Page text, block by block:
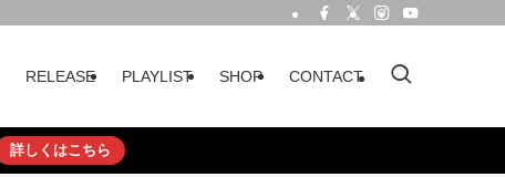
RELEASE PLAYLIST SHOP CONTACT
詳しくはこちら